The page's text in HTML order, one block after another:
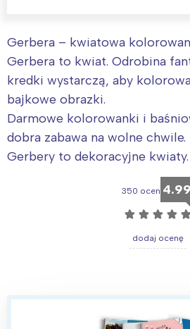
Gerbera – kwiatowa
Gerbera to kwiat. Odrobina
kredki wystarczą, aby
bajkowe obrazki.
Darmowe kolorowanki i
dobra zabawa na wolne chwile.
Gerbery to dekoracyjne kwiaty.
350 ocen 4.99
☆ ☆ ☆ ☆
dodaj ocenę